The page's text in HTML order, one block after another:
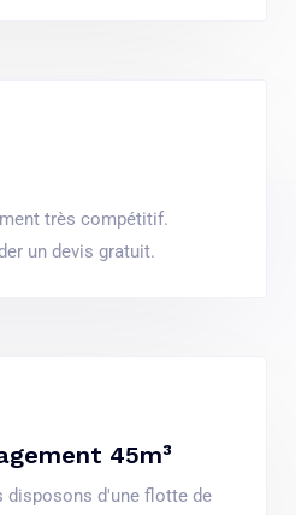
très compétitif.
un devis gratuit.
45m³
disposons d'une flotte de